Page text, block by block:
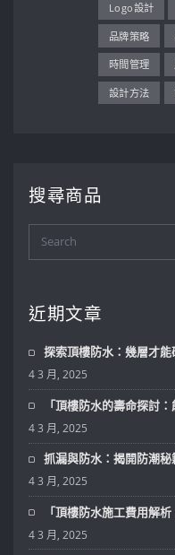
Logo設計
品牌策略
時間管理
設計方法
搜尋商品
近期文章
探索頂樓防水：幾層才能
4 3 月, 2025
「頂樓防水的壽命探討：
4 3 月, 2025
抓漏與防水：揭開防潮
4 3 月, 2025
「頂樓防水施工費用解
4 3 月, 2025